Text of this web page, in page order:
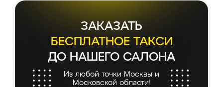
ЗАКАЗАТЬ
БЕСПЛАТНОЕ ТАКСИ
ДО НАШЕГО САЛОНА
Из любой точки Москвы и
Московской области!